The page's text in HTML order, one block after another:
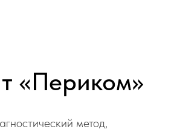
«Периком»
метод,